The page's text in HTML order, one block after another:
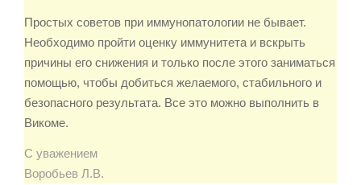
Простых советов при иммунопатологии не бывает.
Необходимо пройти оценку иммунитета и вскрыть
причины его снижения и только после этого заниматься
помощью, чтобы добиться желаемого, стабильного и
безопасного результата. Все это можно выполнить в
Викоме.
С уважением
Воробьев Л.В.